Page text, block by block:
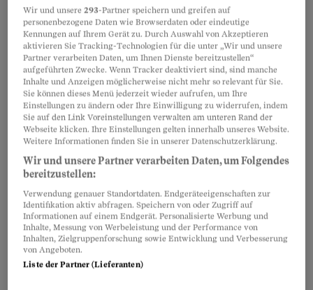
bei denMietvelos. Die Player heissen O-Bike,
Züri Velo oder Lime. Letzterer, eine Firma aus
Kalifornien, erweitert seine Flotte bald mit
einem neuen Vehikel: dem Elektrotrottinett. Die
grünen Tretroller mit einer
Höchstgeschwindigkeit von 20 Kilometern pro
Stunde würden im Moment in und um Zürich
getestet, sagt Lime-Sprecher Roman Balzan.
«Anfang Sommer wollen wir das Angebot Lime-
Partnerinhalte
Wir und unsere293-Partner speichern und greifen auf
personenbezogene Daten wie Browserdaten oder eindeutige
Kennungen auf Ihrem Gerät zu. Durch Auswahl von Akzeptieren
aktivieren Sie Tracking-Technologien für die unter „Wir und unsere
Partner verarbeiten Daten, um Ihnen Dienste bereitzustellen“
aufgeführten Zwecke. Wenn Tracker deaktiviert sind, sind manche
Inhalte und Anzeigen möglicherweise nicht mehr so relevant für Sie.
Sie können dieses Menü jederzeit wieder aufrufen, um Ihre
Einstellungen zu ändern oder Ihre Einwilligung zu widerrufen, indem
Sie auf den Link Voreinstellungen verwalten am unteren Rand der
Webseite klicken. Ihre Einstellungen gelten innerhalb unseres Website.
Weitere Informationen finden Sie in unserer Datenschutzerklärung.
Wir und unsere Partner verarbeiten Daten, um Folgendes
bereitzustellen:
Verwendung genauer Standortdaten. Endgeräteeigenschaften zur
Identifikation aktiv abfragen. Speichern von oder Zugriff auf
Informationen auf einem Endgerät. Personalisierte Werbung und
Inhalte, Messung von Werbeleistung und der Performance von
Inhalten, Zielgruppenforschung sowie Entwicklung und Verbesserung
von Angeboten.
Liste der Partner (Lieferanten)